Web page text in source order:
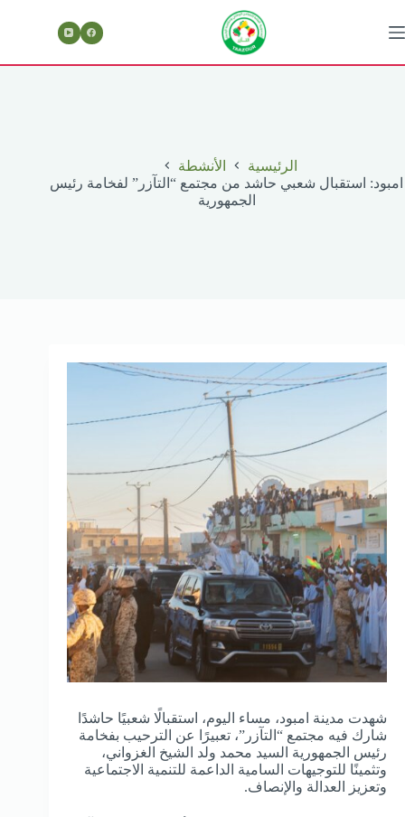
إلى
المحتوى
الرئيسية
الأنشطة
امبود: استقبال شعبي حاشد من مجتمع “التآزر” لفخامة رئيس
الجمهورية
شهدت مدينة امبود، مساء اليوم، استقبالًا شعبيًا حاشدًا
شارك فيه مجتمع “التآزر”، تعبيرًا عن الترحيب بفخامة
رئيس الجمهورية السيد محمد ولد الشيخ الغزواني،
وتثمينًا للتوجيهات السامية الداعمة للتنمية الاجتماعية
وتعزيز العدالة والإنصاف.